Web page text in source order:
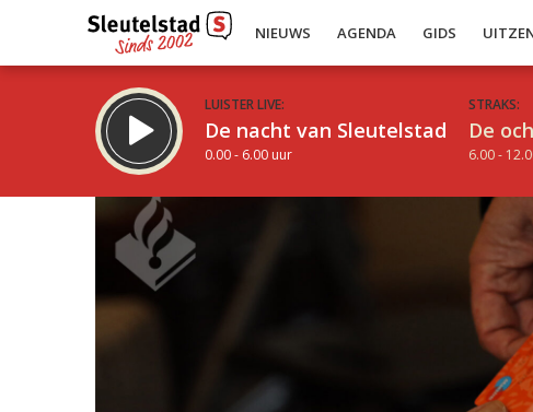
NIEUWS AGENDA GIDS
LUISTER LIVE:
De nacht van Sleutelstad
0.00 - 6.00 uur
STRAKS:
De
6.00 -